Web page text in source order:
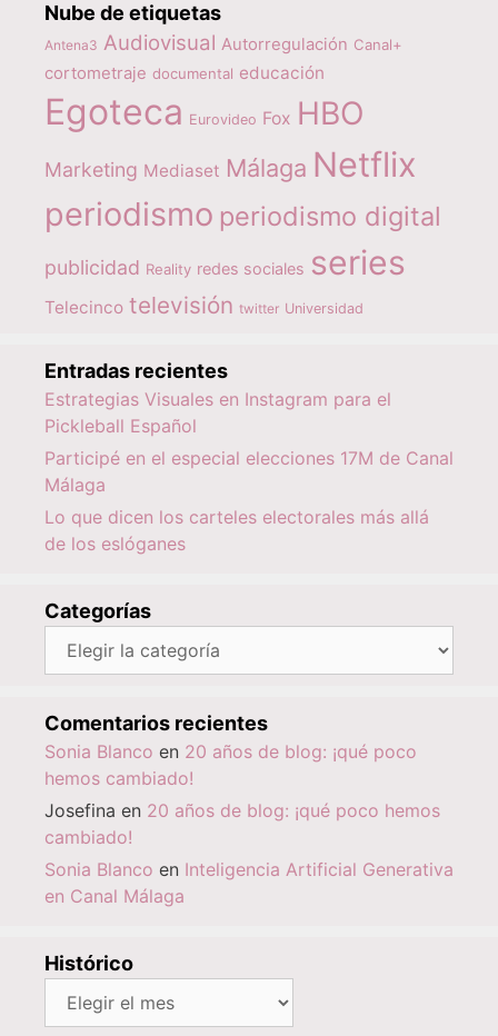
Nube de etiquetas
Antena3 Audiovisual Autorregulación Canal+
cortometraje documental educación
Egoteca Eurovideo Fox HBO
Marketing Mediaset Málaga Netflix
periodismo periodismo digital
publicidad Reality redes sociales series
Telecinco televisión twitter Universidad
Entradas recientes
Estrategias Visuales en Instagram para el
Pickleball Español
Participé en el especial elecciones 17M de Canal
Málaga
Lo que dicen los carteles electorales más allá
de los eslóganes
Categorías
Categorías
Comentarios recientes
Sonia Blanco en 20 años de blog: ¡qué poco
hemos cambiado!
Josefina en 20 años de blog: ¡qué poco hemos
cambiado!
Sonia Blanco en Inteligencia Artificial Generativa
en Canal Málaga
Histórico
Histórico